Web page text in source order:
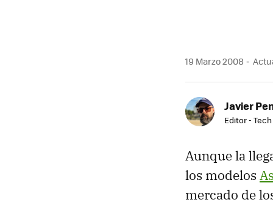
19 Marzo 2008
Javier
Editor - Tech
Aunque la
los modelos
mercado de